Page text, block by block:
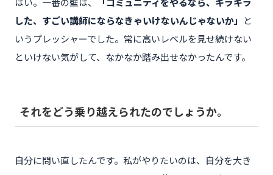
した、すごい講師にならなきゃいけないんじゃないか」
と
いうプレッシャーでした。常に高いレベルを見せ続けない
といけない気がして、なかなか踏み出せなかったんです。
それをどう乗り越えられたのでしょうか。
自分に問い直したんです。私がやりたいのは、自分を大き